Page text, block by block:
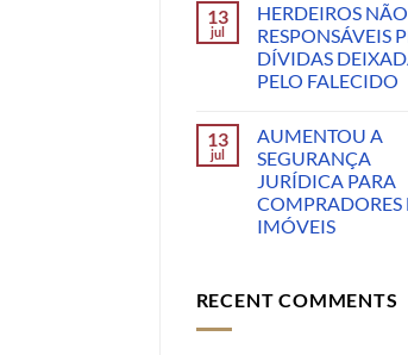
13
jul
HERDEIROS
RESPONSÁVEIS
DÍVIDAS
PELO FALECIDO
13
jul
AUMENTOU A
SEGURANÇA
JURÍDICA PARA
COMPRADORES
IMÓVEIS
RECENT COMMENTS